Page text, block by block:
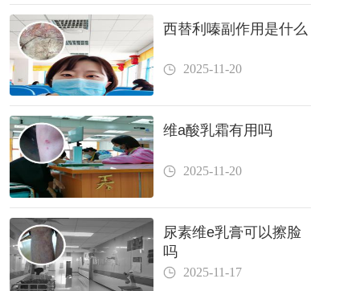
西替利嗪副作用是什么
2025-11-20
维a酸乳霜有用吗
2025-11-20
尿素维e乳膏可以擦脸
吗
2025-11-17